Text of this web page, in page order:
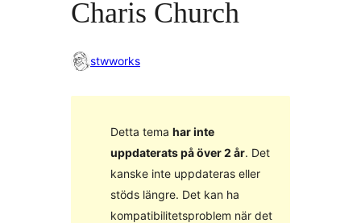
Charis Church
stwworks
Detta tema har inte
uppdaterats på över 2 år. Det
kanske inte uppdateras eller
stöds längre. Det kan ha
kompatibilitetsproblem när det